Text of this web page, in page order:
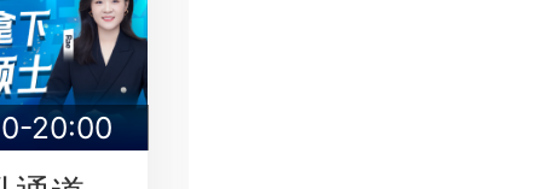
20:00